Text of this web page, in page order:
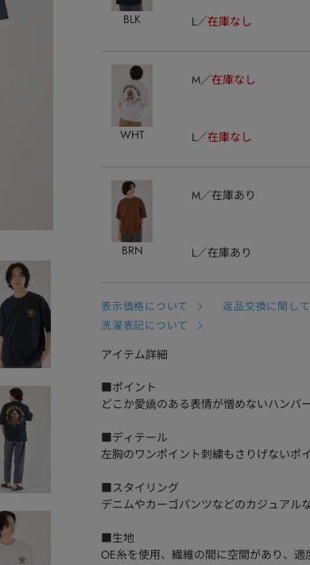
BLK L 在庫なし
WHT
M 在庫なし
L 在庫なし
BRN
M 在庫あり
L 在庫あり
表示価格について 返品交換に関して
洗濯表記について
アイテム詳細
■ポイント
どこか愛嬌のある表情が憎めないハンバ
■ディテール
左胸のワンポイント刺繍もさりげないポ
■スタイリング
デニムやカーゴパンツなどのカジュアル
■生地
OE糸を使用、繊維の間に空間があり、